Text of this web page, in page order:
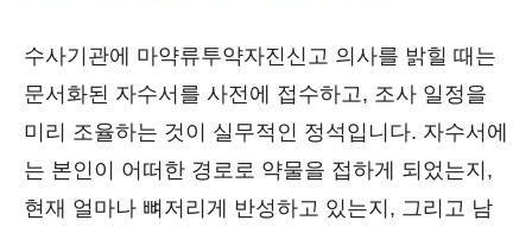
수사기관에 마약류투약자진신고 의사를 밝힐 때는
문서화된 자수서를 사전에 접수하고, 조사 일정을
미리 조율하는 것이 실무적인 정석입니다. 자수서에
는 본인이 어떠한 경로로 약물을 접하게 되었는지,
현재 얼마나 뼈저리게 반성하고 있는지, 그리고 남